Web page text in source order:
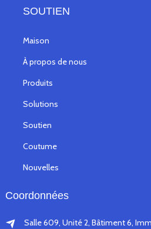
SOUTIEN
Maison
À propos de nous
Produits
Solutions
Soutien
Coutume
Nouvelles
Coordonnées
Salle 609, Unité 2, Bâtiment 6,